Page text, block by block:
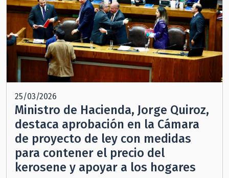
25/03/2026
Ministro de Hacienda, Jorge Quiroz,
destaca aprobación en la Cámara
de proyecto de ley con medidas
para contener el precio del
kerosene y apoyar a los hogares